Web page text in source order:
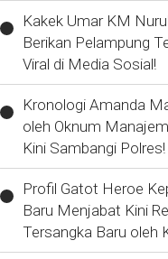
Kakek Umar KM
Berikan Pelampung
Viral di Media Sosial!
Kronologi Amanda
oleh Oknum
Kini Sambangi Polres!
Profil Gatot Heroe
Baru Menjabat Kini
Tersangka Baru oleh